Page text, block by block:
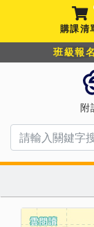
購課清
附
班級報名